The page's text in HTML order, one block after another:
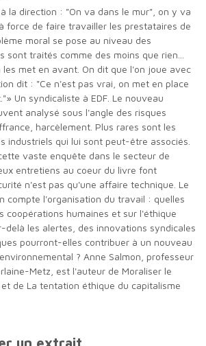
force de faire travailler les prestataires de
moral se pose au niveau des
sont traités comme des moins que rien...
les met en avant. On dit que l'on joue avec
dit : "Ce n'est pas vrai, on met en place
Un syndicaliste à EDF. Le nouveau
analysé sous l'angle des risques
harcèlement. Plus rares sont les
industriels qui lui sont peut-être associés.
vaste enquête dans le secteur de
entretiens au coeur du livre font
n'est pas qu'une affaire technique. Le
compte l'organisation du travail : quelles
coopérations humaines et sur l'éthique
delà les alertes, des innovations syndicales
pourront-elles contribuer à un nouveau
? Anne Salmon, professeur
Metz, est l'auteur de Moraliser le
de La tentation éthique du capitalisme
un extrait